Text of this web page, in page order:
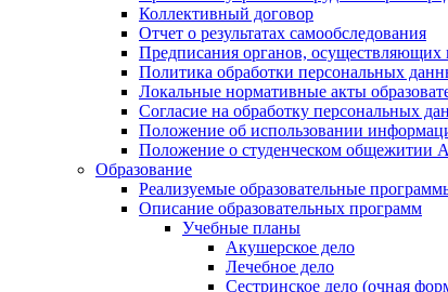
Коллективный договор
Отчет о результатах самообследования
Предписания органов, осуществляющих
Политика обработки персональных
Локальные нормативные акты
Согласие на обработку персональных
Положение об использовании
Положение о студенческом общежитии
Образование
Реализуемые образовательные
Описание образовательных программ
Учебные планы
Акушерское дело
Лечебное дело
Сестринское дело (очная